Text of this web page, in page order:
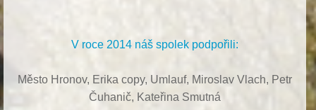
V roce 2014 náš spolek podpořili:
Město Hronov, Erika copy, Umlauf, Miroslav Vlach, Petr
Čuhanič, Kateřina Smutná